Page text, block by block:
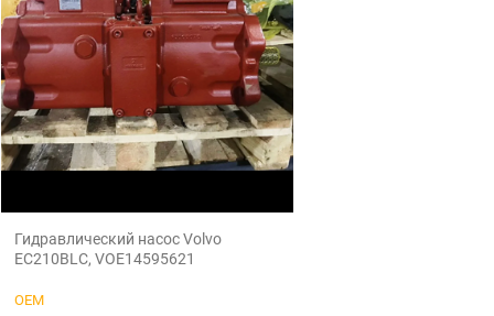
Гидравлический насос Volvo
EC210BLC, VOE14595621
OEM